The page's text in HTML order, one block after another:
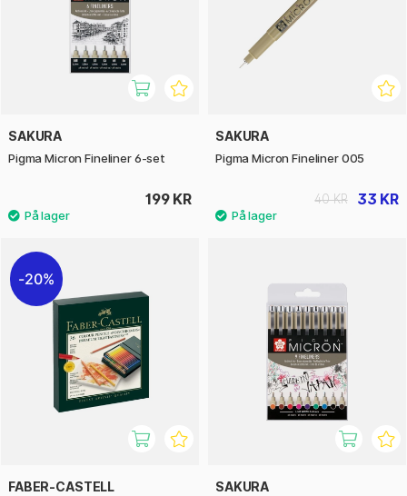
SAKURA
Pigma Micron Fineliner 6-set
199 KR
SAKURA
Pigma Micron Fineliner 005
33 KR
40 KR
20%
FABER-CASTELL SAKURA